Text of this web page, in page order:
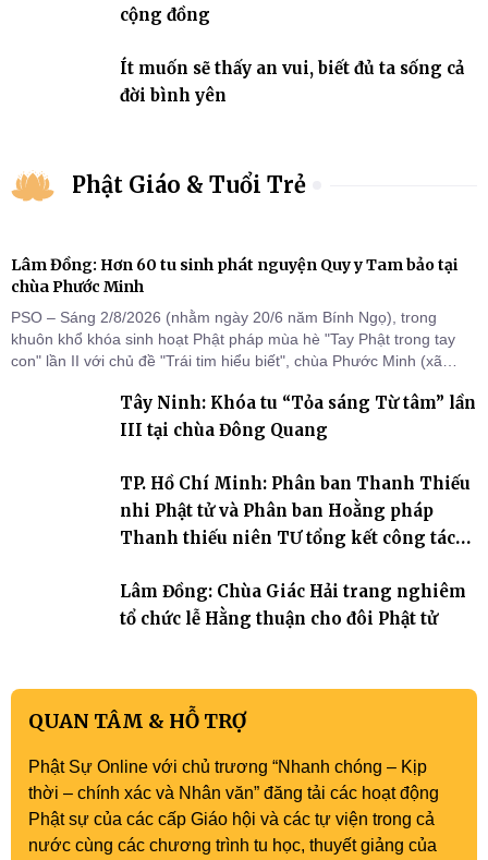
cộng đồng
Ít muốn sẽ thấy an vui, biết đủ ta sống cả
đời bình yên
Phật Giáo & Tuổi Trẻ
Lâm Đồng: Hơn 60 tu sinh phát nguyện Quy y Tam bảo tại
chùa Phước Minh
PSO – Sáng 2/8/2026 (nhằm ngày 20/6 năm Bính Ngọ), trong
khuôn khổ khóa sinh hoạt Phật pháp mùa hè "Tay Phật trong tay
con" lần II với chủ đề "Trái tim hiểu biết", chùa Phước Minh (xã
cho hơn 60 tu sinh.Tây Ninh: Khóa tu “Tỏa sáng Từ tâm” lần
III tại chùa Đông Quang
TP. Hồ Chí Minh: Phân ban Thanh Thiếu
nhi Phật tử và Phân ban Hoằng pháp
Thanh thiếu niên TƯ tổng kết công tác
Lâm Đồng: Chùa Giác Hải trang nghiêm
tổ chức lễ Hằng thuận cho đôi Phật tử
QUAN TÂM & HỖ TRỢ
Phật Sự Online với chủ trương “Nhanh chóng – Kịp
thời – chính xác và Nhân văn” đăng tải các hoạt động
Phật sự của các cấp Giáo hội và các tự viện trong cả
nước cùng các chương trình tu học, thuyết giảng của